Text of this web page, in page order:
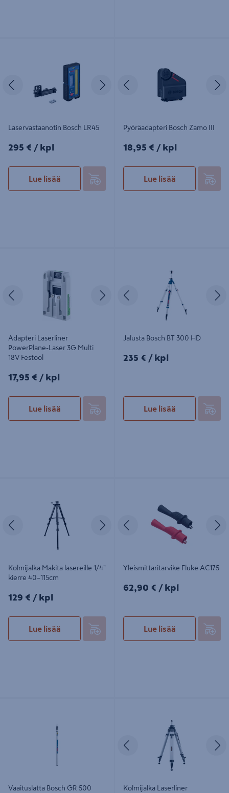
Seuraava
Laservastaanotin Bosch LR45
295€/kpl
295 € / kpl
Lue lisää
Edellinen
Pyöräadapteri Bosch Zamo III
18,95€/kpl
18,95 € / kpl
Lue lisää
Edellinen Seuraava
Adapteri Laserliner
PowerPlane-Laser 3G Multi
18V Festool
17,95€/kpl
17,95 € / kpl
Lue lisää
Edellinen
Jalusta Bosch BT 300 HD
235€/kpl
235 € / kpl
Lue lisää
Edellinen Seuraava
Kolmijalka Makita lasereille 1/4"
kierre 40–115cm
129€/kpl
129 € / kpl
Lue lisää
Edellinen
Yleismittaritarvike Fluke AC175
62,90€/kpl
62,90 € / kpl
Lue lisää
Vaaituslatta Bosch GR 500
Edellinen
Kolmijalka Laserliner